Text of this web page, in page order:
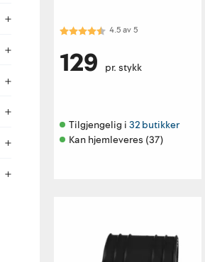
Karakter:4.5 av 5 mulige
4.5av5
129 pr. stykk
Tilgjengelig i 32 butikker
Kan hjemleveres (37)